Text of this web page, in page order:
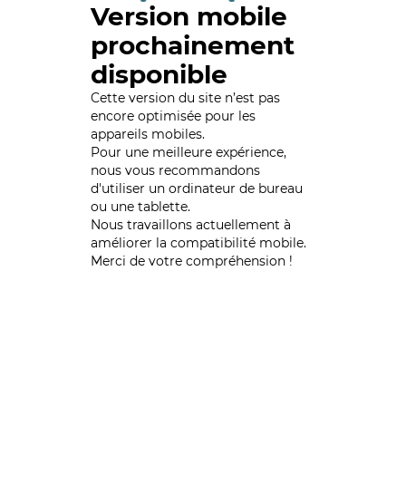
Version mobile
prochainement
disponible
Cette version du site n’est pas
encore optimisée pour les
appareils mobiles.
Pour une meilleure expérience,
nous vous recommandons
d'utiliser un ordinateur de bureau
ou une tablette.
Nous travaillons actuellement à
améliorer la compatibilité mobile.
Merci de votre compréhension !